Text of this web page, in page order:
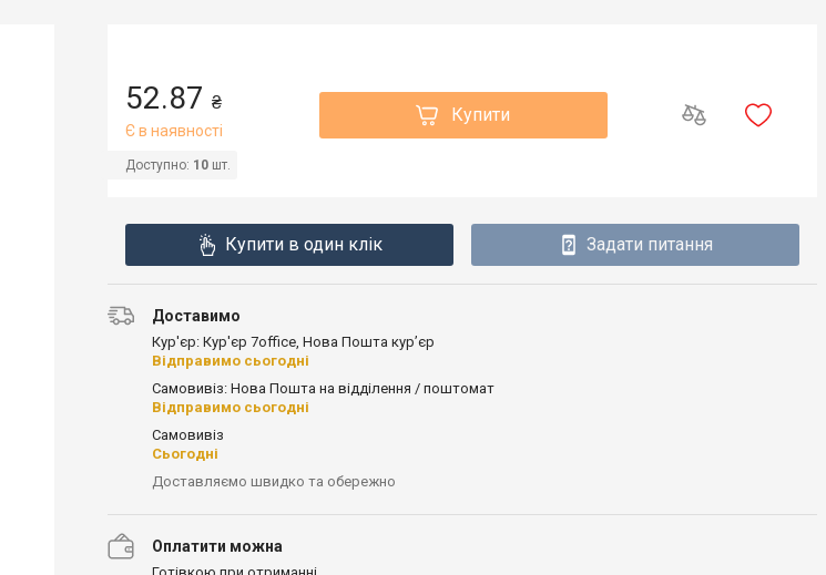
52.87 ₴
Є в наявності
Доступно: 10 шт.
Купити
Купити в один клік Задати питання
Доставимо
Кур'єр: Кур'єр 7office, Нова Пошта кур’єр
Відправимо сьогодні
Самовивіз: Нова Пошта на відділення / поштомат
Відправимо сьогодні
Самовивіз
Сьогодні
Доставляємо швидко та обережно
Оплатити можна